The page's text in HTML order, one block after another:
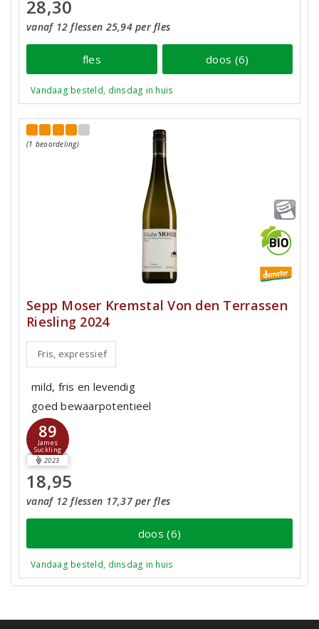
28,30
vanaf 12 flessen 25,94 per fles
fles doos (6)
Vandaag besteld, dinsdag in huis
(1 beoordeling)
Sepp Moser Kremstal Von den Terrassen
Riesling 2024
Fris, expressief
mild, fris en levendig
goed bewaarpotentieel
89
James
Suckling
2023
18,95
vanaf 12 flessen 17,37 per fles
doos (6)
Vandaag besteld, dinsdag in huis